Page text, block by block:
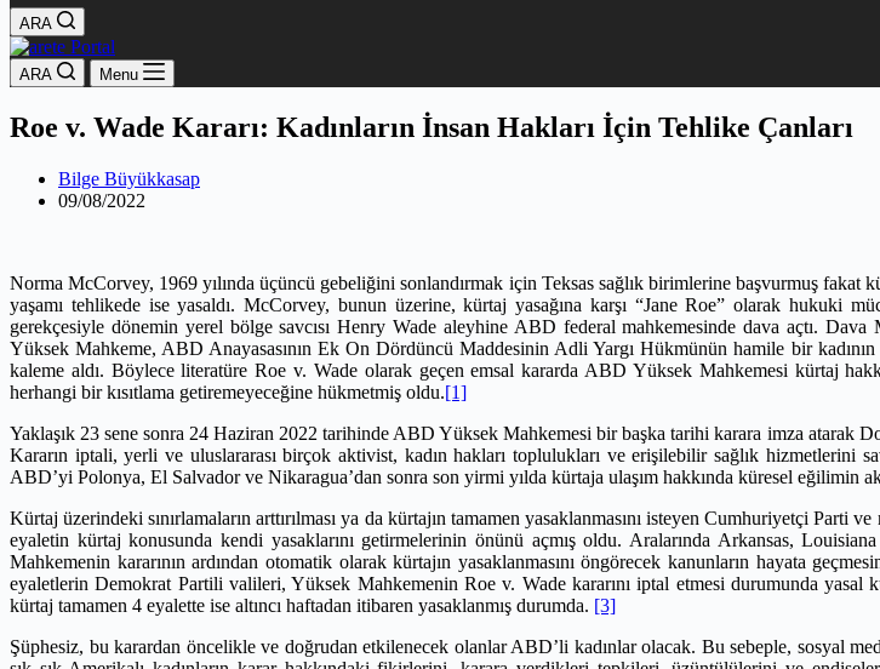
ARA
ARA Menu
Roe v. Wade Kararı: Kadınların İnsan Hakları İçin Tehlike Çanları
Bilge Büyükkasap
09/08/2022
Norma McCorvey, 1969 yılında üçüncü gebeliğini sonlandırmak için Teksas sağlık birimlerine başvurmuş fakat
yaşamı tehlikede ise yasaldı. McCorvey, bunun üzerine, kürtaj yasağına karşı “Jane Roe” olarak hukuki
gerekçesiyle dönemin yerel bölge savcısı Henry Wade aleyhine ABD federal mahkemesinde dava açtı.
Yüksek Mahkeme, ABD Anayasasının Ek On Dördüncü Maddesinin Adli Yargı Hükmünün hamile bir kadının
kaleme aldı. Böylece literatüre Roe v. Wade olarak geçen emsal kararda ABD Yüksek Mahkemesi kürtaj
herhangi bir kısıtlama getiremeyeceğine hükmetmiş oldu.[1]
Yaklaşık 23 sene sonra 24 Haziran 2022 tarihinde ABD Yüksek Mahkemesi bir başka tarihi karara imza atarak
Kararın iptali, yerli ve uluslararası birçok aktivist, kadın hakları toplulukları ve erişilebilir sağlık hizmetlerini
ABD’yi Polonya, El Salvador ve Nikaragua’dan sonra son yirmi yılda kürtaja ulaşım hakkında küresel eğilimin
Kürtaj üzerindeki sınırlamaların arttırılması ya da kürtajın tamamen yasaklanmasını isteyen Cumhuriyetçi
eyaletin kürtaj konusunda kendi yasaklarını getirmelerinin önünü açmış oldu. Aralarında Arkansas,
Mahkemenin kararının ardından otomatik olarak kürtajın yasaklanmasını öngörecek kanunların hayata
eyaletlerin Demokrat Partili valileri, Yüksek Mahkemenin Roe v. Wade kararını iptal etmesi durumunda yasal
kürtaj tamamen 4 eyalette ise altıncı haftadan itibaren yasaklanmış durumda. [3]
Şüphesiz, bu karardan öncelikle ve doğrudan etkilenecek olanlar ABD’li kadınlar olacak. Bu sebeple, sosyal